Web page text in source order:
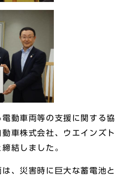
動車両等の支援に関する協
車株式会社、ウエインズト
結しました。
、災害時に巨大な蓄電池と